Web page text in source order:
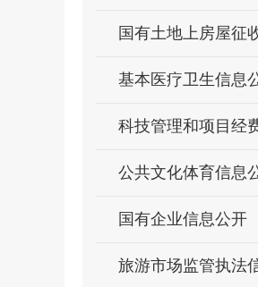
基本医疗卫生信息
公共文化体育信息
国有企业信息公开